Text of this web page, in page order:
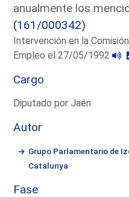
anualmente los
(161/000342)
Intervención en la
Empleo el 27/05/1992
Cargo
Diputado por Jaén
Autor
Grupo Parlamentario de
Catalunya
Fase